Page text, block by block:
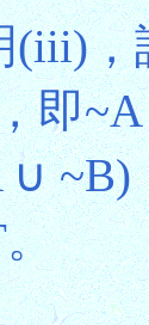
(iii)
即
∪